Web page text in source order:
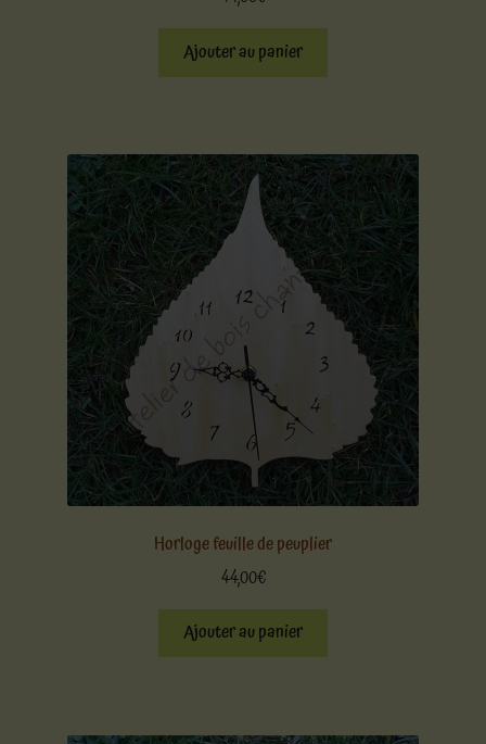
Ajouter au panier
Horloge feuille de peuplier
44,00€
Ajouter au panier